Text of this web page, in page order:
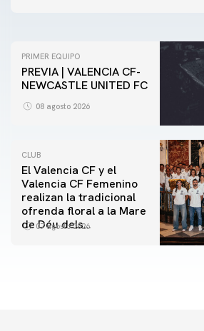
PRIMER EQUIPO
PREVIA | VALENCIA CF-
NEWCASTLE UNITED FC
08 agosto 2026
CLUB
El Valencia CF y el
Valencia CF Femenino
realizan la tradicional
ofrenda floral a la Mare
de Déu dels
07 agosto 2026